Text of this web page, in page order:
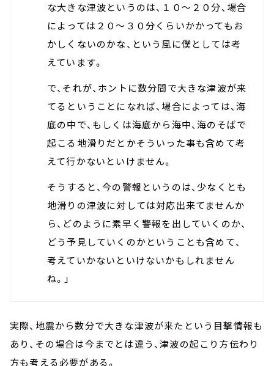
な大きな津波というのは、１０～２０分、場合
によっては２０～３０分くらいかかってもお
かしくないのかな、という風に僕としては考
えています。
で、それが、ホントに数分間で大きな津波が来
てるということになれば、場合によっては、海
底の中で、もしくは海底から海中、海のそばで
起こる地滑りだとかそういった事も含めて考
えて行かないといけません。
そうすると、今の警報というのは、少なくとも
地滑りの津波に対しては対応出来てませんか
ら、どのように素早く警報を出していくのか、
どう予見していくのかということも含めて、
考えていかないといけないかもしれません
ね。」
実際、地震から数分で大きな津波が来たという目撃情報も
あり、その場合は今までとは違う、津波の起こり方伝わり
方も考える必要がある。